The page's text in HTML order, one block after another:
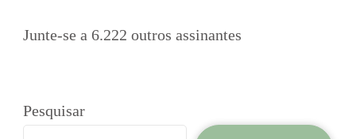
Junte-se a 6.222 outros assinantes
Pesquisar